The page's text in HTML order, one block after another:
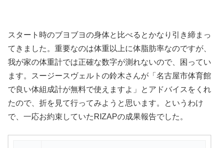
スタート時のブヨブヨの身体と比べるとかなり引き締まっ
てきました。重要なのは体重以上に体脂肪率なのですが、
我が家の体重計では正確な数字が測れないので、困ってい
ます。スージースヴェルトの鈴木さんが「名古屋市体育館
で良い体組成計が無料で使えますよ」とアドバイスをくれ
たので、折を見て行ってみようと思います。というわけ
で、一応お約束していたRIZAPの成果報告でした。